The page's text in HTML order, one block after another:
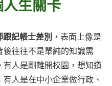
生關卡
跟記帳士差別 ，表面上像是
往往不是單純的知識需
人是剛離開校園，想知道
人是在中小企業做行政、